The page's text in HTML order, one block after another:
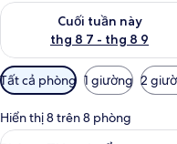
Cuối tuần này
thg 8 7 - thg 8 9
Kiểm tra lượng phòng
Bộ
lọc
có
thể
Tất cả phòng 1 giường 2
Hiển thị 8 trên 8 phòng
Xem